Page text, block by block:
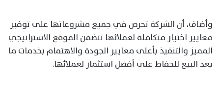
وأضاف، أن الشركة تحرص في جميع مشروعاتها على توفير
معايير اختيار متكاملة لعملائها تتضمن الموقع الاستراتيجي
المميز والتنفيذ بأعلى معايير الجودة والاهتمام بخدمات ما
بعد البيع للحفاظ على أفضل استثمار لعملائها.